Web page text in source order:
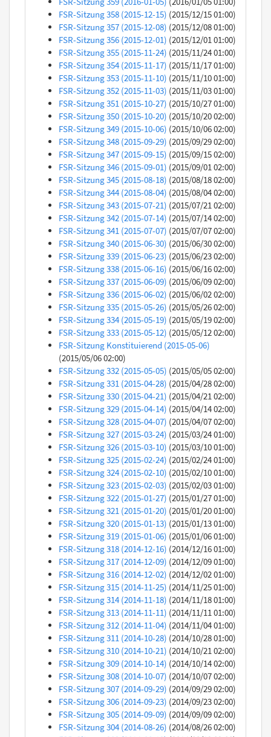
FSR-Sitzung 358 (2015-12-15) (2015/12/15 01:00)
FSR-Sitzung 357 (2015-12-08) (2015/12/08 01:00)
FSR-Sitzung 356 (2015-12-01) (2015/12/01 01:00)
FSR-Sitzung 355 (2015-11-24) (2015/11/24 01:00)
FSR-Sitzung 354 (2015-11-17) (2015/11/17 01:00)
FSR-Sitzung 353 (2015-11-10) (2015/11/10 01:00)
FSR-Sitzung 352 (2015-11-03) (2015/11/03 01:00)
FSR-Sitzung 351 (2015-10-27) (2015/10/27 01:00)
FSR-Sitzung 350 (2015-10-20) (2015/10/20 02:00)
FSR-Sitzung 349 (2015-10-06) (2015/10/06 02:00)
FSR-Sitzung 348 (2015-09-29) (2015/09/29 02:00)
FSR-Sitzung 347 (2015-09-15) (2015/09/15 02:00)
FSR-Sitzung 346 (2015-09-01) (2015/09/01 02:00)
FSR-Sitzung 345 (2015-08-18) (2015/08/18 02:00)
FSR-Sitzung 344 (2015-08-04) (2015/08/04 02:00)
FSR-Sitzung 343 (2015-07-21) (2015/07/21 02:00)
FSR-Sitzung 342 (2015-07-14) (2015/07/14 02:00)
FSR-Sitzung 341 (2015-07-07) (2015/07/07 02:00)
FSR-Sitzung 340 (2015-06-30) (2015/06/30 02:00)
FSR-Sitzung 339 (2015-06-23) (2015/06/23 02:00)
FSR-Sitzung 338 (2015-06-16) (2015/06/16 02:00)
FSR-Sitzung 337 (2015-06-09) (2015/06/09 02:00)
FSR-Sitzung 336 (2015-06-02) (2015/06/02 02:00)
FSR-Sitzung 335 (2015-05-26) (2015/05/26 02:00)
FSR-Sitzung 334 (2015-05-19) (2015/05/19 02:00)
FSR-Sitzung 333 (2015-05-12) (2015/05/12 02:00)
FSR-Sitzung Konstituierend (2015-05-06)
(2015/05/06 02:00)
FSR-Sitzung 332 (2015-05-05) (2015/05/05 02:00)
FSR-Sitzung 331 (2015-04-28) (2015/04/28 02:00)
FSR-Sitzung 330 (2015-04-21) (2015/04/21 02:00)
FSR-Sitzung 329 (2015-04-14) (2015/04/14 02:00)
FSR-Sitzung 328 (2015-04-07) (2015/04/07 02:00)
FSR-Sitzung 327 (2015-03-24) (2015/03/24 01:00)
FSR-Sitzung 326 (2015-03-10) (2015/03/10 01:00)
FSR-Sitzung 325 (2015-02-24) (2015/02/24 01:00)
FSR-Sitzung 324 (2015-02-10) (2015/02/10 01:00)
FSR-Sitzung 323 (2015-02-03) (2015/02/03 01:00)
FSR-Sitzung 322 (2015-01-27) (2015/01/27 01:00)
FSR-Sitzung 321 (2015-01-20) (2015/01/20 01:00)
FSR-Sitzung 320 (2015-01-13) (2015/01/13 01:00)
FSR-Sitzung 319 (2015-01-06) (2015/01/06 01:00)
FSR-Sitzung 318 (2014-12-16) (2014/12/16 01:00)
FSR-Sitzung 317 (2014-12-09) (2014/12/09 01:00)
FSR-Sitzung 316 (2014-12-02) (2014/12/02 01:00)
FSR-Sitzung 315 (2014-11-25) (2014/11/25 01:00)
FSR-Sitzung 314 (2014-11-18) (2014/11/18 01:00)
FSR-Sitzung 313 (2014-11-11) (2014/11/11 01:00)
FSR-Sitzung 312 (2014-11-04) (2014/11/04 01:00)
FSR-Sitzung 311 (2014-10-28) (2014/10/28 01:00)
FSR-Sitzung 310 (2014-10-21) (2014/10/21 02:00)
FSR-Sitzung 309 (2014-10-14) (2014/10/14 02:00)
FSR-Sitzung 308 (2014-10-07) (2014/10/07 02:00)
FSR-Sitzung 307 (2014-09-29) (2014/09/29 02:00)
FSR-Sitzung 306 (2014-09-23) (2014/09/23 02:00)
FSR-Sitzung 305 (2014-09-09) (2014/09/09 02:00)
FSR-Sitzung 304 (2014-08-26) (2014/08/26 02:00)